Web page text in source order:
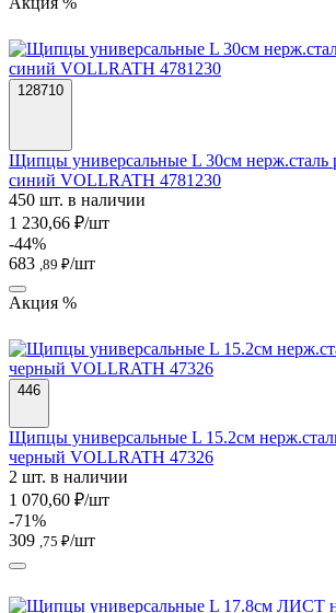
128710
Щипцы универсальные L 30см нерж.сталь
синий VOLLRATH 4781230
450 шт. в наличии
1 230,66 ₽/шт
-44%
683 ,89 ₽/шт
Акция %
446
Щипцы универсальные L 15.2см
черный VOLLRATH 47326
2 шт. в наличии
1 070,60 ₽/шт
-71%
309 ,75 ₽/шт